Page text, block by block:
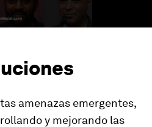
amenazas emergentes,
y mejorando las